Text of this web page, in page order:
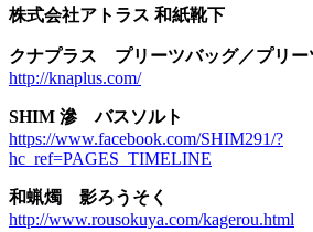
株式会社アトラス 和紙靴下
クナプラス プリーツバッグ／プリー
http://knaplus.com/
SHIM 滲 バスソルト
https://www.facebook.com/SHIM291/?
hc_ref=PAGES_TIMELINE
和蝋燭 影ろうそく
http://www.rousokuya.com/kagerou.html